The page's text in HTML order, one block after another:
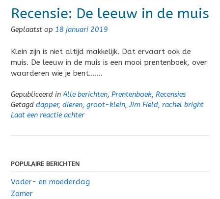
Recensie: De leeuw in de muis
Geplaatst op 18 januari 2019
Klein zijn is niet altijd makkelijk. Dat ervaart ook de
muis. De leeuw in de muis is een mooi prentenboek, over
waarderen wie je bent…….
Gepubliceerd inAlle berichten, Prentenboek, Recensies
Getagd dapper, dieren, groot-klein,Jim Field, rachel bright
Laat een reactie achter
POPULAIRE BERICHTEN
Vader- en moederdag
Zomer